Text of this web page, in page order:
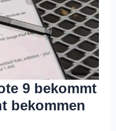
9 bekommt
bekommen